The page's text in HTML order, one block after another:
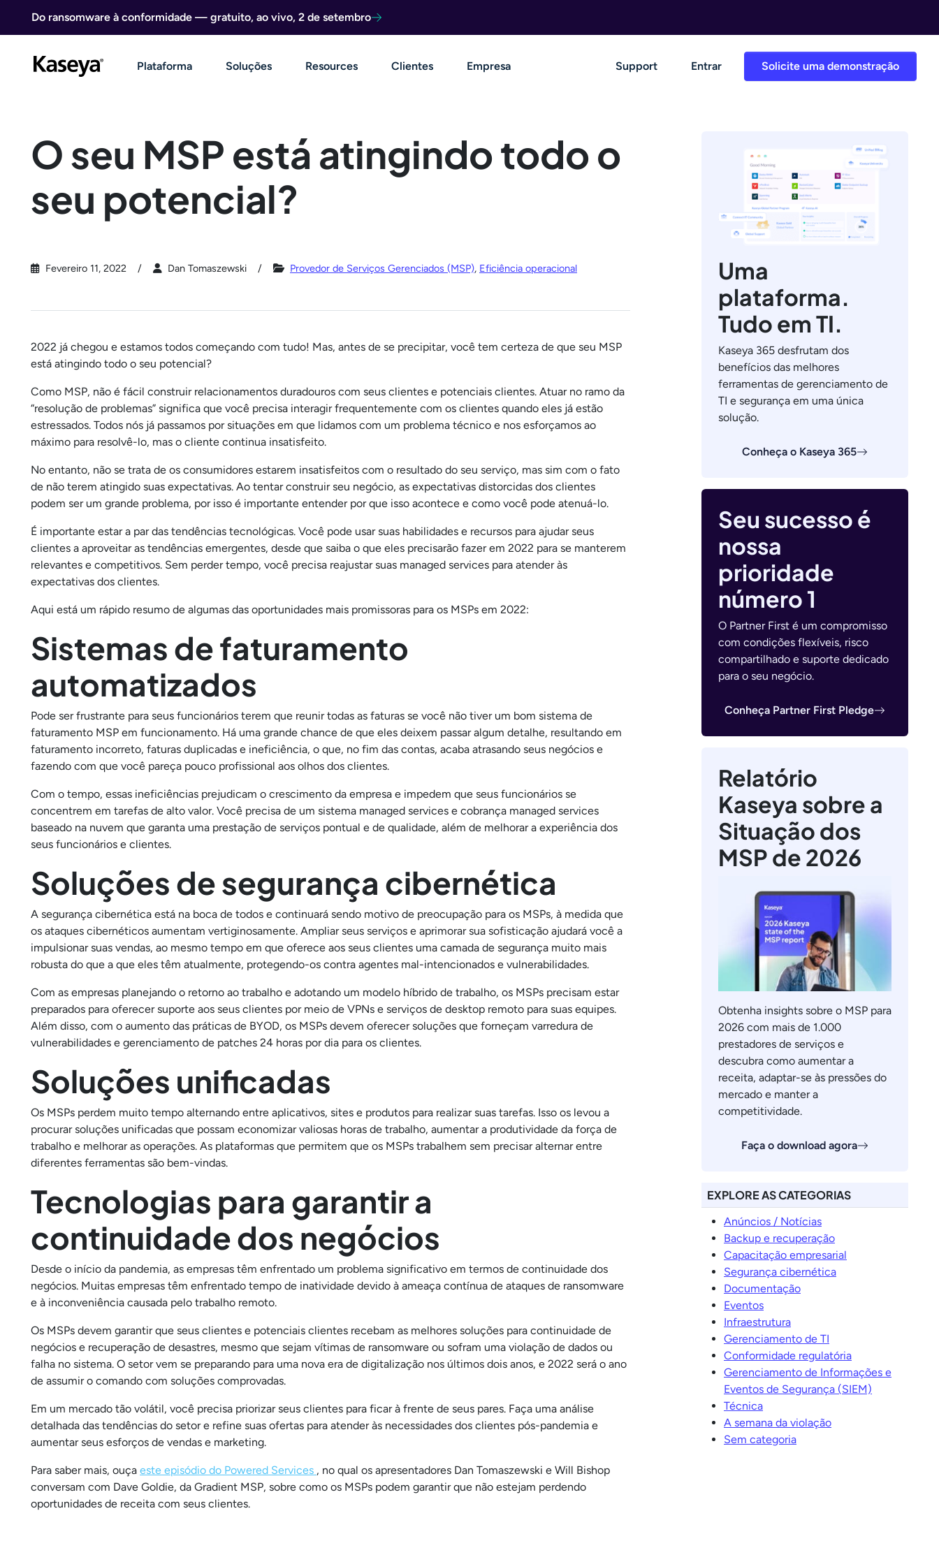
Do ransomware à conformidade — gratuito, ao vivo, 2 de setembro
Solicite uma demonstração
Plataforma Soluções Resources Clientes Empresa Support Entrar
O seu MSP está atingindo todo o
seu potencial?
Fevereiro 11, 2022 Dan Tomaszewski Provedor de Serviços Gerenciados (MSP), Eficiência operacional
2022 já chegou e estamos todos começando com tudo! Mas, antes de se precipitar, você tem certeza de que seu MSP
está atingindo todo o seu potencial?
Como MSP, não é fácil construir relacionamentos duradouros com seus clientes e potenciais clientes. Atuar no ramo da
“resolução de problemas” significa que você precisa interagir frequentemente com os clientes quando eles já estão
estressados. Todos nós já passamos por situações em que lidamos com um problema técnico e nos esforçamos ao
máximo para resolvê-lo, mas o cliente continua insatisfeito.
No entanto, não se trata de os consumidores estarem insatisfeitos com o resultado do seu serviço, mas sim com o fato
de não terem atingido suas expectativas. Ao tentar construir seu negócio, as expectativas distorcidas dos clientes
podem ser um grande problema, por isso é importante entender por que isso acontece e como você pode atenuá-lo.
É importante estar a par das tendências tecnológicas. Você pode usar suas habilidades e recursos para ajudar seus
clientes a aproveitar as tendências emergentes, desde que saiba o que eles precisarão fazer em 2022 para se manterem
relevantes e competitivos. Sem perder tempo, você precisa reajustar suas managed services para atender às
expectativas dos clientes.
Aqui está um rápido resumo de algumas das oportunidades mais promissoras para os MSPs em 2022:
Sistemas de faturamento
automatizados
Pode ser frustrante para seus funcionários terem que reunir todas as faturas se você não tiver um bom sistema de
faturamento MSP em funcionamento. Há uma grande chance de que eles deixem passar algum detalhe, resultando em
faturamento incorreto, faturas duplicadas e ineficiência, o que, no fim das contas, acaba atrasando seus negócios e
fazendo com que você pareça pouco profissional aos olhos dos clientes.
Com o tempo, essas ineficiências prejudicam o crescimento da empresa e impedem que seus funcionários se
concentrem em tarefas de alto valor. Você precisa de um sistema managed services e cobrança managed services
baseado na nuvem que garanta uma prestação de serviços pontual e de qualidade, além de melhorar a experiência dos
seus funcionários e clientes.
Soluções de segurança cibernética
A segurança cibernética está na boca de todos e continuará sendo motivo de preocupação para os MSPs, à medida que
os ataques cibernéticos aumentam vertiginosamente. Ampliar seus serviços e aprimorar sua sofisticação ajudará você a
impulsionar suas vendas, ao mesmo tempo em que oferece aos seus clientes uma camada de segurança muito mais
robusta do que a que eles têm atualmente, protegendo-os contra agentes mal-intencionados e vulnerabilidades.
Com as empresas planejando o retorno ao trabalho e adotando um modelo híbrido de trabalho, os MSPs precisam estar
preparados para oferecer suporte aos seus clientes por meio de VPNs e serviços de desktop remoto para suas equipes.
Além disso, com o aumento das práticas de BYOD, os MSPs devem oferecer soluções que forneçam varredura de
vulnerabilidades e gerenciamento de patches 24 horas por dia para os clientes.
Soluções unificadas
Os MSPs perdem muito tempo alternando entre aplicativos, sites e produtos para realizar suas tarefas. Isso os levou a
procurar soluções unificadas que possam economizar valiosas horas de trabalho, aumentar a produtividade da força de
trabalho e melhorar as operações. As plataformas que permitem que os MSPs trabalhem sem precisar alternar entre
diferentes ferramentas são bem-vindas.
Tecnologias para garantir a
continuidade dos negócios
Desde o início da pandemia, as empresas têm enfrentado um problema significativo em termos de continuidade dos
negócios. Muitas empresas têm enfrentado tempo de inatividade devido à ameaça contínua de ataques de ransomware
e à inconveniência causada pelo trabalho remoto.
Os MSPs devem garantir que seus clientes e potenciais clientes recebam as melhores soluções para continuidade de
negócios e recuperação de desastres, mesmo que sejam vítimas de ransomware ou sofram uma violação de dados ou
falha no sistema. O setor vem se preparando para uma nova era de digitalização nos últimos dois anos, e 2022 será o ano
de assumir o comando com soluções comprovadas.
Em um mercado tão volátil, você precisa priorizar seus clientes para ficar à frente de seus pares. Faça uma análise
detalhada das tendências do setor e refine suas ofertas para atender às necessidades dos clientes pós-pandemia e
aumentar seus esforços de vendas e marketing.
Para saber mais, ouça este episódio do Powered Services , no qual os apresentadores Dan Tomaszewski e Will Bishop
conversam com Dave Goldie, da Gradient MSP, sobre como os MSPs podem garantir que não estejam perdendo
oportunidades de receita com seus clientes.
Uma
plataforma.
Tudo em TI.
Kaseya 365 desfrutam dos
benefícios das melhores
ferramentas de gerenciamento de
TI e segurança em uma única
solução.
Conheça o Kaseya 365
Seu sucesso é
nossa
prioridade
número 1
O Partner First é um compromisso
com condições flexíveis, risco
compartilhado e suporte dedicado
para o seu negócio.
Conheça Partner First Pledge
Relatório
Kaseya sobre a
Situação dos
MSP de 2026
Obtenha insights sobre o MSP para
2026 com mais de 1.000
prestadores de serviços e
descubra como aumentar a
receita, adaptar-se às pressões do
mercado e manter a
competitividade.
Faça o download agora
EXPLORE AS CATEGORIAS
Anúncios / Notícias
Backup e recuperação
Capacitação empresarial
Segurança cibernética
Documentação
Eventos
Infraestrutura
Gerenciamento de TI
Conformidade regulatória
Gerenciamento de Informações e
Eventos de Segurança (SIEM)
Técnica
A semana da violação
Sem categoria